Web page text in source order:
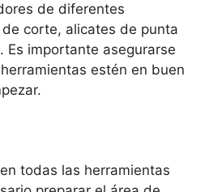
de diferentes
corte, alicates de punta
Es importante asegurarse
estén en buen
todas las herramientas